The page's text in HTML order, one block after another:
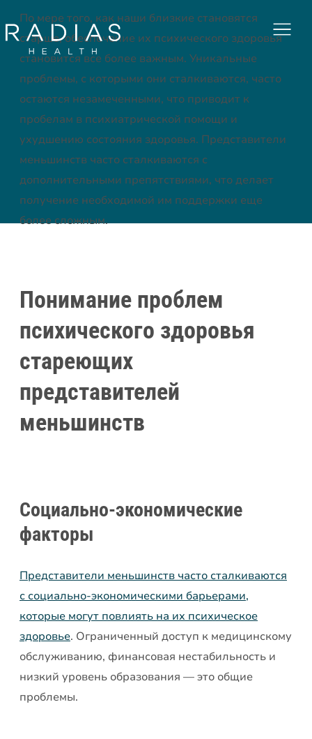
Menu
По мере того, как наши близкие становятся
старше, обеспечение их психического здоровья
становится все более важным. Уникальные
проблемы, с которыми они сталкиваются, часто
остаются незамеченными, что приводит к
пробелам в психиатрической помощи и
ухудшению состояния здоровья. Представители
меньшинств часто сталкиваются с
дополнительными препятствиями, что делает
получение необходимой им поддержки еще
более сложным.
Понимание проблем
психического здоровья
стареющих
представителей
меньшинств
Социально-экономические
факторы
Представители меньшинств часто сталкиваются
с социально-экономическими барьерами,
которые могут повлиять на их психическое
здоровье. Ограниченный доступ к медицинскому
обслуживанию, финансовая нестабильность и
низкий уровень образования — это общие
проблемы.